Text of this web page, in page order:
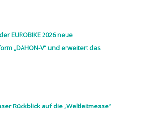
EUROBIKE 2026 neue
„DAHON-V“ und erweitert das
Rückblick auf die „Weltleitmesse“